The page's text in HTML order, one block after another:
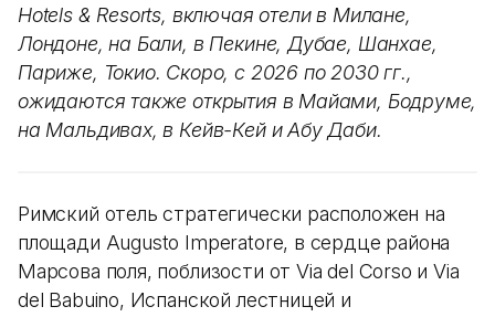
Hotels & Resorts, включая отели в Милане,
Лондоне, на Бали, в Пекине, Дубае, Шанхае,
Париже, Токио. Скоро, с 2026 по 2030 гг.,
ожидаются также открытия в Майами, Бодруме,
на Мальдивах, в Кейв-Кей и Абу Даби.
Римский отель стратегически расположен на
площади Augusto Imperatore, в сердце района
Марсова поля, поблизости от Via del Corso и Via
del Babuino, Испанской лестницей и